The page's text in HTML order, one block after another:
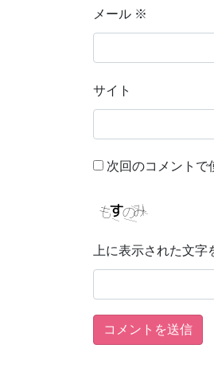
メール ※
サイト
次回のコメントで
上に表示された文字